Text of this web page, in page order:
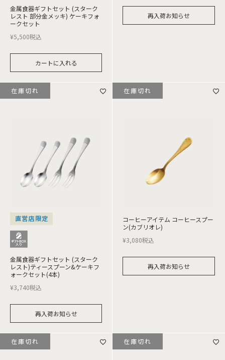
金属食器ギフトセット (スターク
レスト 部分金メッキ) ケーキフォ
ークセット
¥5,500税込
カートに入れる
再入荷お知らせ
直営店限定
金属食器ギフトセット (スターク
レスト)ティースプーン&ケーキフ
ォークセット(4本)
¥3,740税込
再入荷お知らせ
在庫切れ
コーヒーアイテム コーヒースプー
ン(カブリオレ)
¥3,080税込
再入荷お知らせ
在庫切れ
在庫切れ 在庫切れ